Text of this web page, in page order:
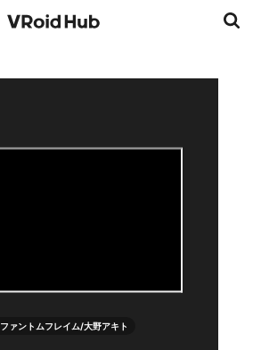
ファントムフレイム/大野アキト